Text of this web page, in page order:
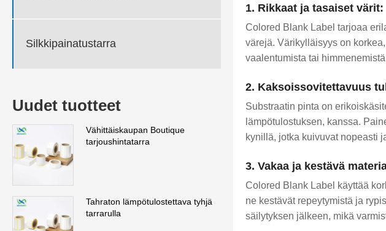
Silkkipainatustarra
Uudet tuotteet
Vähittäiskaupan Boutique
tarjoushintatarra
Tahraton lämpötulostettava tyhjä
tarrarulla
1. Rikkaat ja tasaiset värit:
Colored Blank Label tarjoaa
värejä. Värikylläisyys on
vaalentumista tai
2. Kaksoissovitettavuus
Substraatin pinta on
lämpötulostuksen, kanssa.
kynillä, jotka kuivuvat nopeasti
3. Vakaa ja kestävä
Colored Blank Label käyttää
ne kestävät repeytymistä ja
säilytyksen jälkeen, mikä